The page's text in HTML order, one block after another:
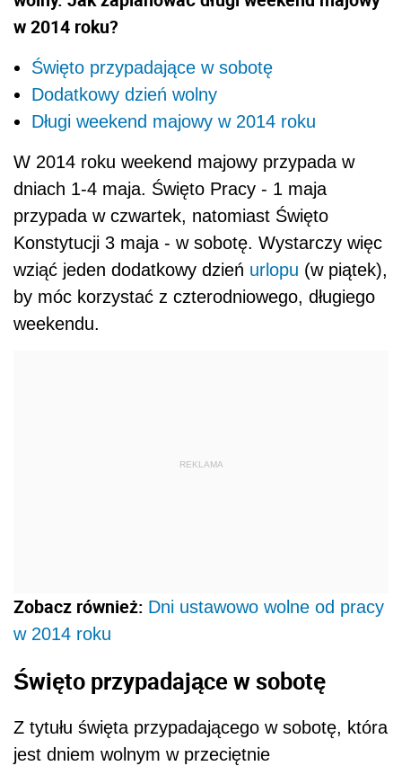
w 2014 roku?
Święto przypadające w sobotę
Dodatkowy dzień wolny
Długi weekend majowy w 2014 roku
W 2014 roku weekend majowy przypada w
dniach 1-4 maja. Święto Pracy - 1 maja
przypada w czwartek, natomiast Święto
Konstytucji 3 maja - w sobotę. Wystarczy więc
wziąć jeden dodatkowy dzień urlopu (w piątek),
by móc korzystać z czterodniowego, długiego
weekendu.
REKLAMA
Zobacz również: Dni ustawowo wolne od pracy
w 2014 roku
Święto przypadające w sobotę
Z tytułu święta przypadającego w sobotę, która
jest dniem wolnym w przeciętnie